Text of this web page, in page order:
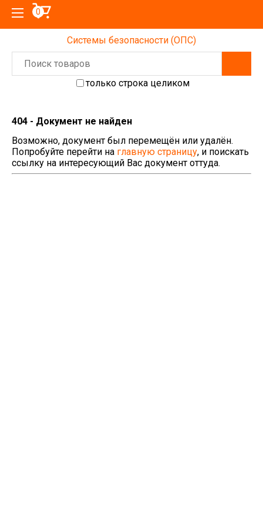
0
Системы безопасности (ОПС)
только строка целиком
404 - Документ не найден
Возможно, документ был перемещён или удалён.
Попробуйте перейти на главную страницу, и поискать
ссылку на интересующий Вас документ оттуда.